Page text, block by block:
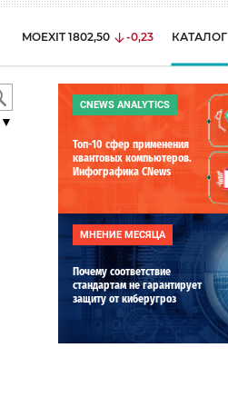
MOEXIT 1802,50 -0,23 КАТАЛОГ
CNEWS ANALYTICS
Топ-10 сфер применения
квантовых компьютеров.
Инфографика CNews
МНЕНИЕ МЕСЯЦА
Почему соответствие
стандартам не гарантирует
защиту от киберугроз